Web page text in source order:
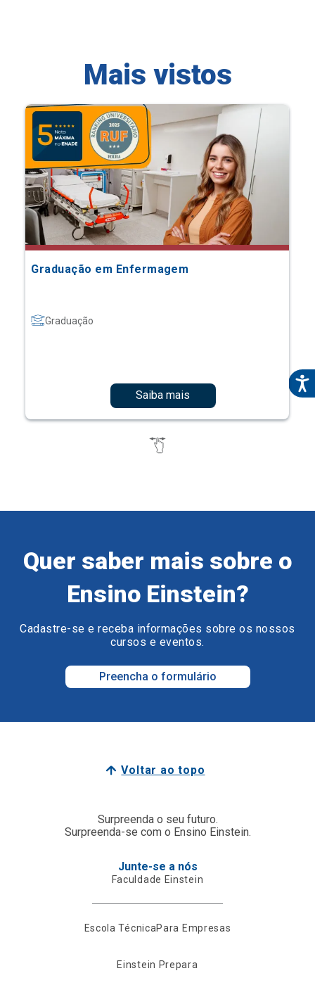
Mais vistos
Graduação em Enfermagem
Graduação
Saiba mais
Quer saber mais sobre o
Ensino Einstein?
Cadastre-se e receba informações sobre os nossos
cursos e eventos.
Preencha o formulário
Voltar ao topo
Surpreenda o seu futuro.
Surpreenda-se com o Ensino Einstein.
Junte-se a nós
Faculdade Einstein
Escola TécnicaPara Empresas
Einstein Prepara